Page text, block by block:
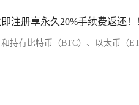
注册享永久20%手续费返还！
持有比特币（BTC）、以太币（